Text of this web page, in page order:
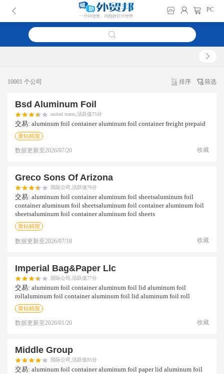
PC
10001 个公司 排序 筛选
Bsd Aluminum Foil
united states,活跃值75分
交易: aluminum foil container aluminum foil container freight prepaid
黄钻精搜
数据更新至2026/07/20 收藏
Greco Sons Of Arizona
国际公司,活跃值76分
交易: aluminum foil container aluminum foil sheetsaluminum foil
container aluminum foil sheetsaluminum foil container aluminum foil
sheetsaluminum foil container aluminum foil sheets
黄钻精搜
数据更新至2026/07/18 收藏
Imperial Bag&paper Llc
国际公司,活跃值77分
交易: aluminum foil container aluminum foil lid aluminum foil
rollaluminum foil container aluminum foil lid aluminum foil roll
黄钻精搜
数据更新至2026/01/20 收藏
Middle Group
国际公司,活跃值85分
交易: aluminum foil container aluminum foil paper lid aluminum foil